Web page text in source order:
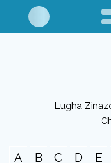
Lugha
A B C D E